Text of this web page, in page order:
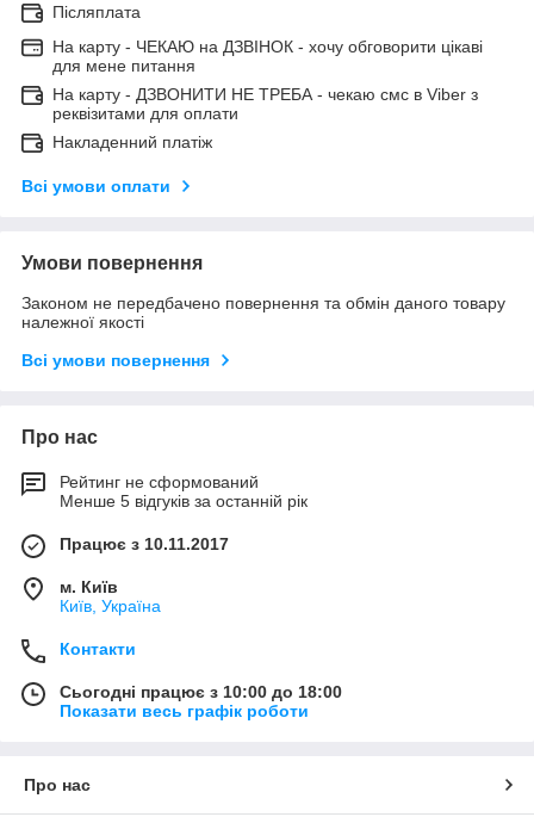
Післяплата
На карту - ЧЕКАЮ на ДЗВІНОК - хочу обговорити цікаві
для мене питання
На карту - ДЗВОНИТИ НЕ ТРЕБА - чекаю смс в Viber з
реквізитами для оплати
Накладенний платіж
Всі умови оплати
Умови повернення
Законом не передбачено повернення та обмін даного товару
належної якості
Всі умови повернення
Про нас
Рейтинг не сформований
Менше 5 відгуків за останній рік
Працює з 10.11.2017
м. Київ
Київ, Україна
Контакти
Сьогодні працює з 10:00 до 18:00
Показати весь графік роботи
Про нас